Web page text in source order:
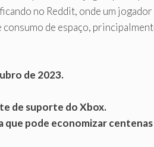
no Reddit, onde um
de espaço,
de 2023.
de suporte do Xbox.
que pode economizar centenas